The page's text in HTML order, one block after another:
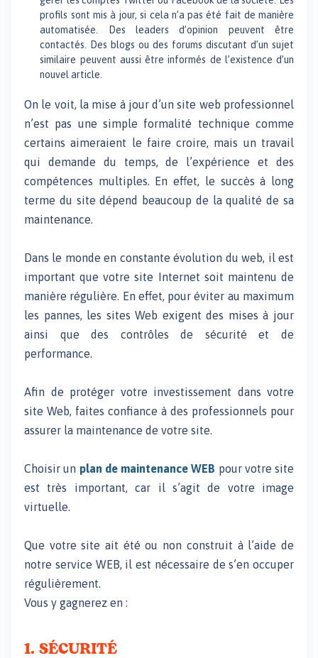
profils sont mis à jour, si cela n’a pas été fait de manière
automatisée. Des leaders d’opinion peuvent être
contactés. Des blogs ou des forums discutant d’un sujet
similaire peuvent aussi être informés de l’existence d’un
nouvel article.
On le voit, la mise à jour d’un site web professionnel
n’est pas une simple formalité technique comme
certains aimeraient le faire croire, mais un travail
qui demande du temps, de l’expérience et des
compétences multiples. En effet, le succès à long
terme du site dépend beaucoup de la qualité de sa
maintenance.
Dans le monde en constante évolution du web, il est
important que votre site Internet soit maintenu de
manière régulière. En effet, pour éviter au maximum
les pannes, les sites Web exigent des mises à jour
ainsi que des contrôles de sécurité et de
performance.
Afin de protéger votre investissement dans votre
site Web, faites confiance à des professionnels pour
assurer la maintenance de votre site.
Choisir un plan de maintenance WEB pour votre site
est très important, car il s’agit de votre image
virtuelle.
Que votre site ait été ou non construit à l’aide de
notre service WEB, il est nécessaire de s’en occuper
régulièrement.
Vous y gagnerez en :
1. SÉCURITÉ​